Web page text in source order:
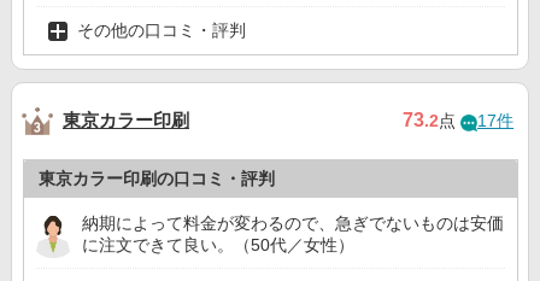
その他の口コミ・評判
東京カラー印刷 73.2点 17件
東京カラー印刷の口コミ・評判
納期によって料金が変わるので、急ぎでないものは安価
に注文できて良い。（50代／女性）